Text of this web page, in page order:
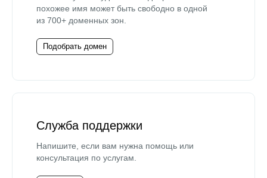
похожее имя может быть свободно в одной
из 700+ доменных зон.
Подобрать домен
Служба поддержки
Напишите, если вам нужна помощь или
консультация по услугам.